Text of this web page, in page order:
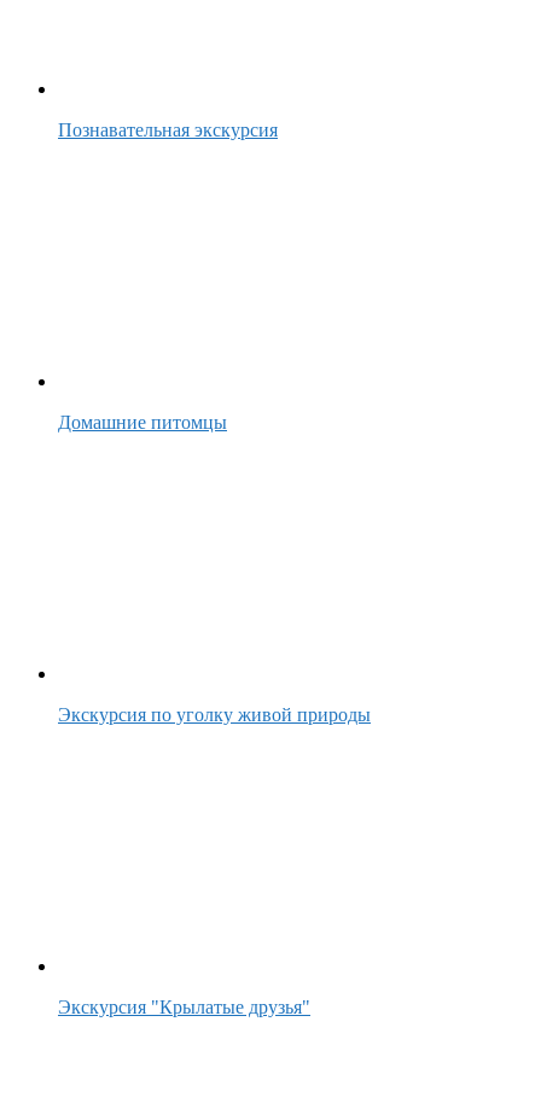
Познавательная экскурсия
Домашние питомцы
Экскурсия по уголку живой природы
Экскурсия "Крылатые друзья"